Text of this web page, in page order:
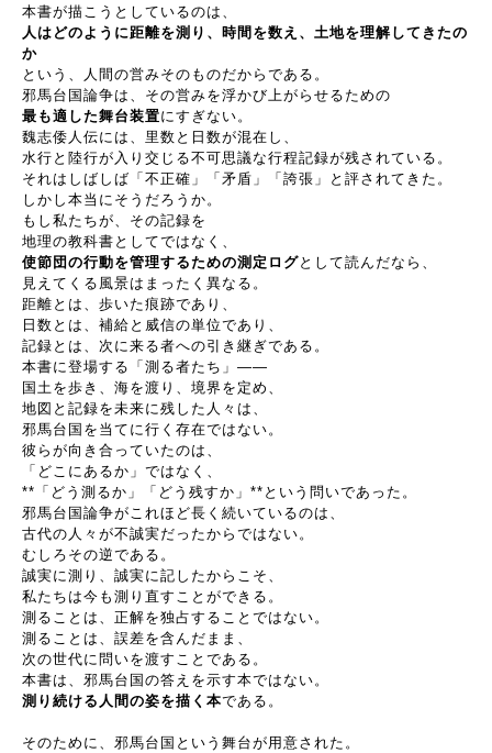
本書が描こうとしているのは、
人はどのように距離を測り、時間を数え、土地を理解してきたの
か
という、人間の営みそのものだからである。
邪馬台国論争は、その営みを浮かび上がらせるための
最も適した舞台装置にすぎない。
魏志倭人伝には、里数と日数が混在し、
水行と陸行が入り交じる不可思議な行程記録が残されている。
それはしばしば「不正確」「矛盾」「誇張」と評されてきた。
しかし本当にそうだろうか。
もし私たちが、その記録を
地理の教科書としてではなく、
使節団の行動を管理するための測定ログとして読んだなら、
見えてくる風景はまったく異なる。
距離とは、歩いた痕跡であり、
日数とは、補給と威信の単位であり、
記録とは、次に来る者への引き継ぎである。
本書に登場する「測る者たち」 ――
国土を歩き、海を渡り、境界を定め、
地図と記録を未来に残した人々は、
邪馬台国を当てに行く存在ではない。
彼らが向き合っていたのは、
「どこにあるか」ではなく、
** 「どう測るか」「どう残すか」 ** という問いであった。
邪馬台国論争がこれほど長く続いているのは、
古代の人々が不誠実だったからではない。
むしろその逆である。
誠実に測り、誠実に記したからこそ、
私たちは今も測り直すことができる。
測ることは、正解を独占することではない。
測ることは、誤差を含んだまま、
次の世代に問いを渡すことである。
本書は、邪馬台国の答えを示す本ではない。
測り続ける人間の姿を描く本である。
そのために、邪馬台国という舞台が用意された。